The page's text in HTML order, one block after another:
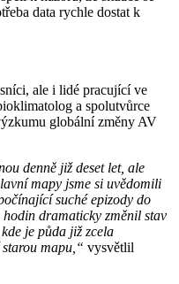
data rychle dostat k
ale i lidé pracující ve
a spolutvůrce
globální změny AV
denně již deset let, ale
mapy jsme si uvědomili
suché epizody do
hodin dramaticky změnil stav
je půda již zcela
mapu,“ vysvětlil